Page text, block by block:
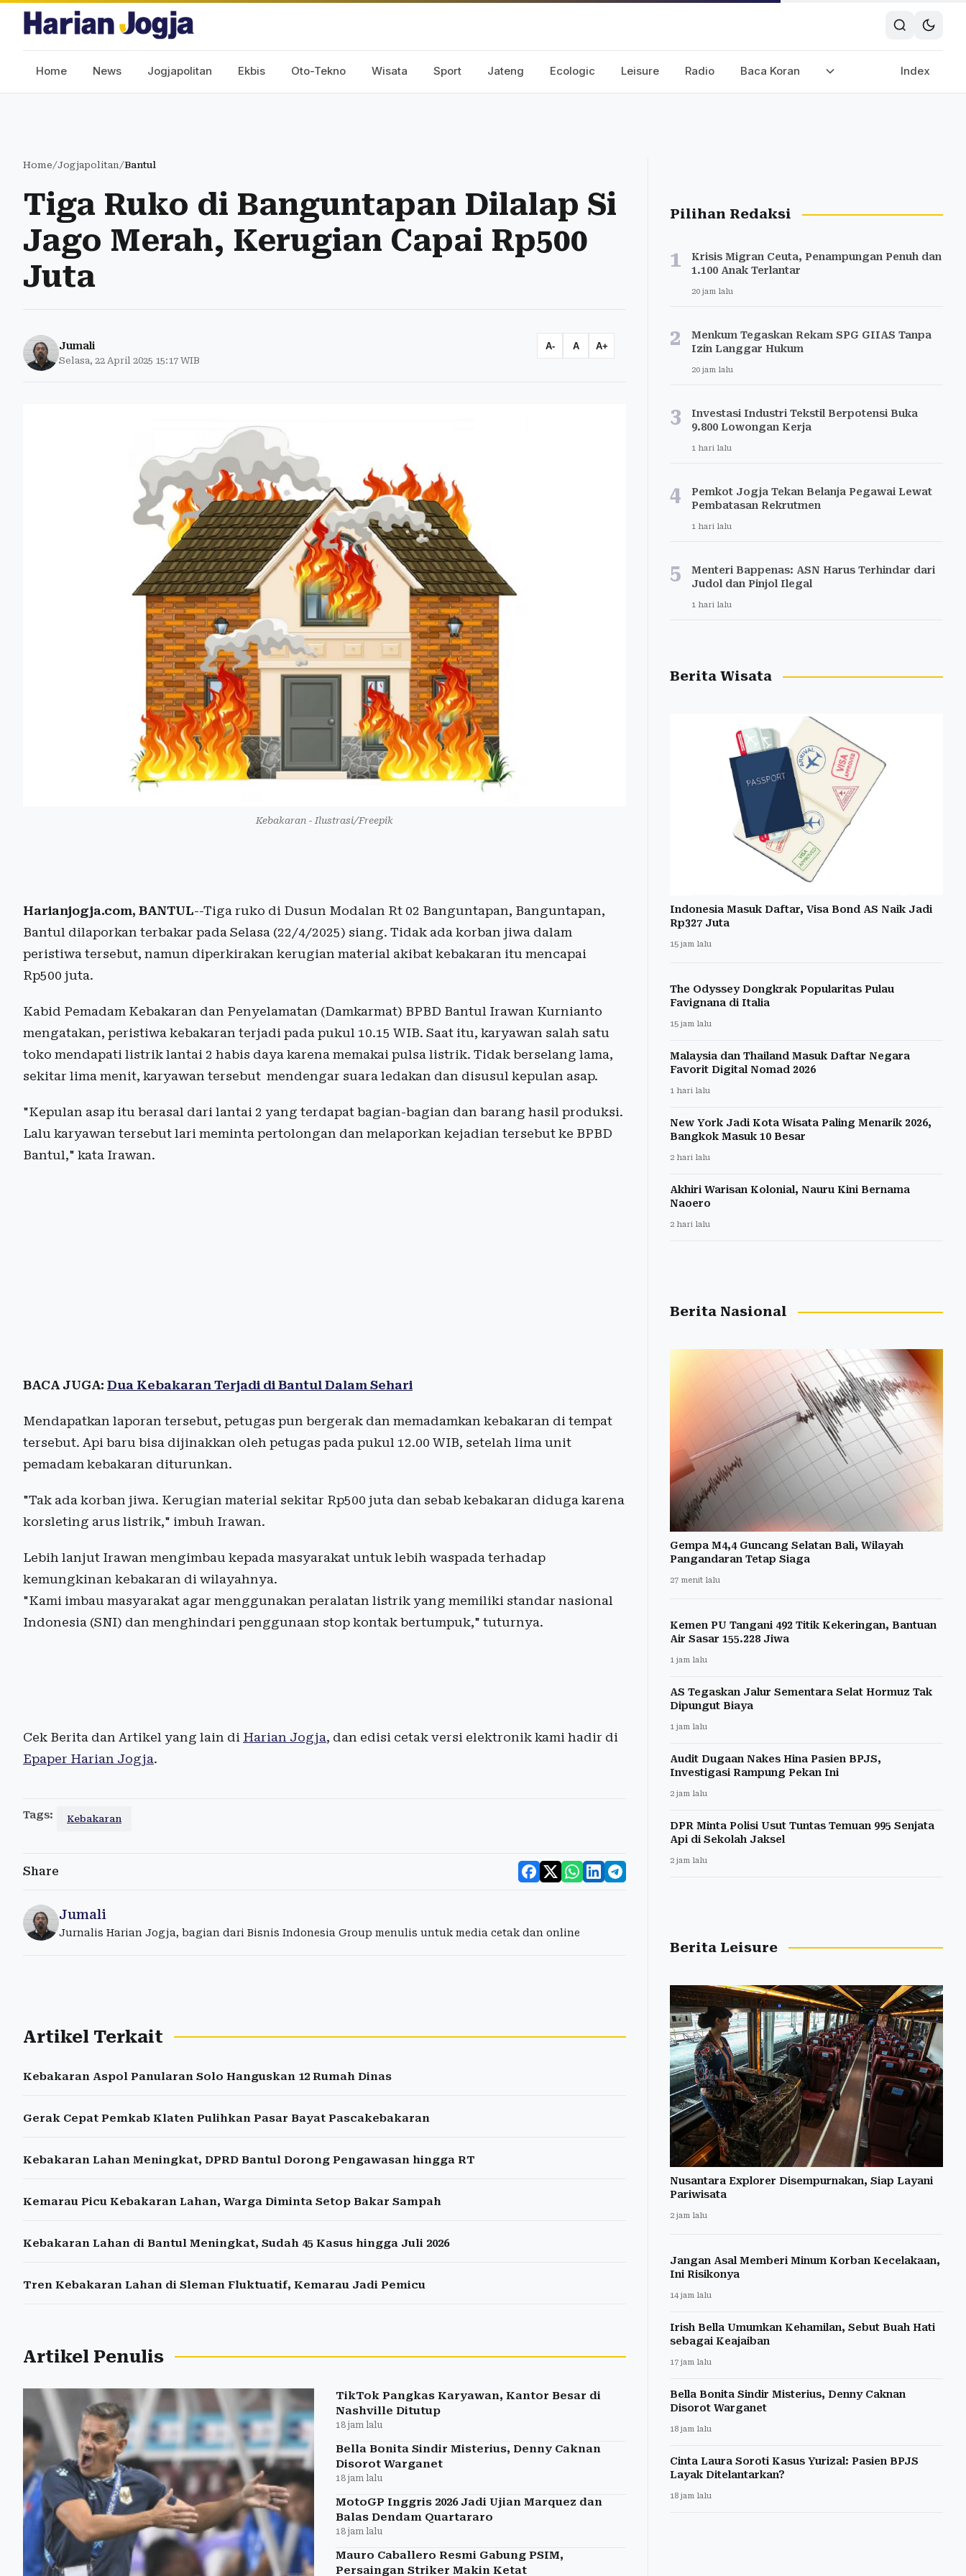
Home News Jogjapolitan Ekbis Oto-Tekno Wisata Sport Jateng Ecologic Leisure Radio Baca Koran Index
Home/Jogjapolitan/Bantul
Tiga Ruko di Banguntapan Dilalap Si
Jago Merah, Kerugian Capai Rp500
Juta
Jumali
Selasa, 22 April 2025 15:17 WIB
A- A A+
Kebakaran - Ilustrasi/Freepik
Harianjogja.com, BANTUL--Tiga ruko di Dusun Modalan Rt 02 Banguntapan, Banguntapan,
Bantul dilaporkan terbakar pada Selasa (22/4/2025) siang. Tidak ada korban jiwa dalam
peristiwa tersebut, namun diperkirakan kerugian material akibat kebakaran itu mencapai
Rp500 juta.
Kabid Pemadam Kebakaran dan Penyelamatan (Damkarmat) BPBD Bantul Irawan Kurnianto
mengatakan, peristiwa kebakaran terjadi pada pukul 10.15 WIB. Saat itu, karyawan salah satu
toko mendapati listrik lantai 2 habis daya karena memakai pulsa listrik. Tidak berselang lama,
sekitar lima menit, karyawan tersebut mendengar suara ledakan dan disusul kepulan asap.
"Kepulan asap itu berasal dari lantai 2 yang terdapat bagian-bagian dan barang hasil produksi.
Lalu karyawan tersebut lari meminta pertolongan dan melaporkan kejadian tersebut ke BPBD
Bantul," kata Irawan.
BACA JUGA: Dua Kebakaran Terjadi di Bantul Dalam Sehari
Mendapatkan laporan tersebut, petugas pun bergerak dan memadamkan kebakaran di tempat
tersebut. Api baru bisa dijinakkan oleh petugas pada pukul 12.00 WIB, setelah lima unit
pemadam kebakaran diturunkan.
"Tak ada korban jiwa. Kerugian material sekitar Rp500 juta dan sebab kebakaran diduga karena
korsleting arus listrik," imbuh Irawan.
Lebih lanjut Irawan mengimbau kepada masyarakat untuk lebih waspada terhadap
kemungkinan kebakaran di wilayahnya.
"Kami imbau masyarakat agar menggunakan peralatan listrik yang memiliki standar nasional
Indonesia (SNI) dan menghindari penggunaan stop kontak bertumpuk," tuturnya.
Cek Berita dan Artikel yang lain di Harian Jogja, dan edisi cetak versi elektronik kami hadir di
Epaper Harian Jogja.
Tags: Kebakaran
Share
Jumali
Jurnalis Harian Jogja, bagian dari Bisnis Indonesia Group menulis untuk media cetak dan online
Artikel Terkait
Kebakaran Aspol Panularan Solo Hanguskan 12 Rumah Dinas
Gerak Cepat Pemkab Klaten Pulihkan Pasar Bayat Pascakebakaran
Kebakaran Lahan Meningkat, DPRD Bantul Dorong Pengawasan hingga RT
Kemarau Picu Kebakaran Lahan, Warga Diminta Setop Bakar Sampah
Kebakaran Lahan di Bantul Meningkat, Sudah 45 Kasus hingga Juli 2026
Tren Kebakaran Lahan di Sleman Fluktuatif, Kemarau Jadi Pemicu
Artikel Penulis
TikTok Pangkas Karyawan, Kantor Besar di
Nashville Ditutup
18 jam lalu
Bella Bonita Sindir Misterius, Denny Caknan
Disorot Warganet
18 jam lalu
MotoGP Inggris 2026 Jadi Ujian Marquez dan
Balas Dendam Quartararo
18 jam lalu
Mauro Caballero Resmi Gabung PSIM,
Persaingan Striker Makin Ketat
Pilihan Redaksi
1
Krisis Migran Ceuta, Penampungan Penuh dan
1.100 Anak Terlantar
20 jam lalu
2
Menkum Tegaskan Rekam SPG GIIAS Tanpa
Izin Langgar Hukum
20 jam lalu
3
Investasi Industri Tekstil Berpotensi Buka
9.800 Lowongan Kerja
1 hari lalu
4
Pemkot Jogja Tekan Belanja Pegawai Lewat
Pembatasan Rekrutmen
1 hari lalu
5
Menteri Bappenas: ASN Harus Terhindar dari
Judol dan Pinjol Ilegal
1 hari lalu
Berita Wisata
Indonesia Masuk Daftar, Visa Bond AS Naik Jadi
Rp327 Juta
15 jam lalu
The Odyssey Dongkrak Popularitas Pulau
Favignana di Italia
15 jam lalu
Malaysia dan Thailand Masuk Daftar Negara
Favorit Digital Nomad 2026
1 hari lalu
New York Jadi Kota Wisata Paling Menarik 2026,
Bangkok Masuk 10 Besar
2 hari lalu
Akhiri Warisan Kolonial, Nauru Kini Bernama
Naoero
2 hari lalu
Berita Nasional
Gempa M4,4 Guncang Selatan Bali, Wilayah
Pangandaran Tetap Siaga
27 menit lalu
Kemen PU Tangani 492 Titik Kekeringan, Bantuan
Air Sasar 155.228 Jiwa
1 jam lalu
AS Tegaskan Jalur Sementara Selat Hormuz Tak
Dipungut Biaya
1 jam lalu
Audit Dugaan Nakes Hina Pasien BPJS,
Investigasi Rampung Pekan Ini
2 jam lalu
DPR Minta Polisi Usut Tuntas Temuan 995 Senjata
Api di Sekolah Jaksel
2 jam lalu
Berita Leisure
Nusantara Explorer Disempurnakan, Siap Layani
Pariwisata
2 jam lalu
Jangan Asal Memberi Minum Korban Kecelakaan,
Ini Risikonya
14 jam lalu
Irish Bella Umumkan Kehamilan, Sebut Buah Hati
sebagai Keajaiban
17 jam lalu
Bella Bonita Sindir Misterius, Denny Caknan
Disorot Warganet
18 jam lalu
Cinta Laura Soroti Kasus Yurizal: Pasien BPJS
Layak Ditelantarkan?
18 jam lalu